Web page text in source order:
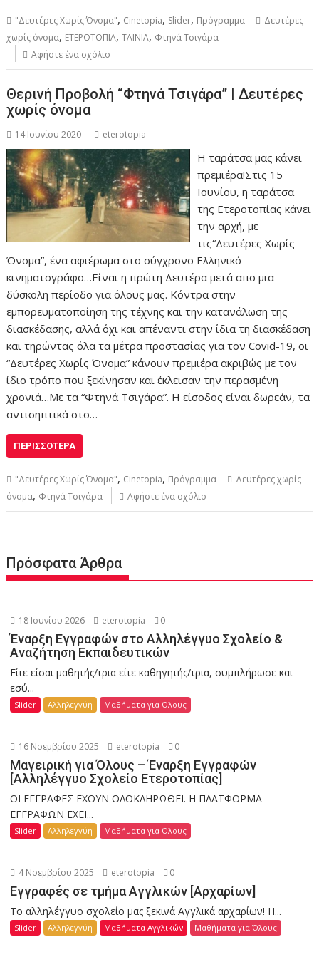
"Δευτέρες Χωρίς Όνομα", Cinetopia, Slider, Πρόγραμμα
Δευτέρες
χωρίς όνομα, ΕΤΕΡΟΤΟΠΙΑ,ΤΑΙΝΙΑ, Φτηνά Τσιγάρα
Αφήστε ένα σχόλιο
Θερινή Προβολή “Φτηνά Τσιγάρα” | Δευτέρες
χωρίς όνομα
14 Ιουνίου 2020 eterotopia
Η ταράτσα μας κάνει
πρεμιέρα!Στις 15
Ιουνίου, η ταράτσα
της Ετεροτοπίας κάνει
την αρχή, με
τις“Δευτέρες Χωρίς
Όνομα”, ένα αφιέρωμα στο σύγχρονο Ελληνικό
κινηματογράφο…Είναι η πρώτη Δευτέρα μετά απο μια
δύσκολη περίοδο για όλους μας. Κόντρα στην
εμπορευματοποίηση της τέχνης και την κατανάλωση της
διασκέδασης, αλλά όχι και απέναντι στην ίδια τη διασκέδαση
και τηρώντας όλα τα μέτρα προστασίας για τον Covid-19, οι
“Δευτέρες Χωρίς Όνομα” κάνουν πρεμιέρα ακριβώς με τον
ίδιο τρόπο που ξεκίνησαν και έκλεισαν την περασμένη
χρονιά…Με τα “Φτηνά Τσιγάρα”. Η είσοδος είναι δωρεάν, τα
αντισηπτικά στο…
ΠΕΡΙΣΣΌΤΕΡΑ
"Δευτέρες Χωρίς Όνομα", Cinetopia, Πρόγραμμα
Δευτέρες χωρίς
όνομα, Φτηνά Τσιγάρα Αφήστε ένα σχόλιο
Πρόσφατα Άρθρα
18 Ιουνίου 2026 eterotopia 0
Έναρξη Εγγραφών στο Αλληλέγγυο Σχολείο &
Αναζήτηση Εκπαιδευτικών
Είτε είσαι μαθητής/τρια είτε καθηγητής/τρια, συμπλήρωσε και
εσύ...
Slider Αλληλεγγύη Μαθήματα για Όλους
16 Νοεμβρίου 2025 eterotopia 0
Μαγειρική για Όλους – Έναρξη Εγγραφών
[Αλληλέγγυο Σχολείο Ετεροτοπίας]
ΟΙ ΕΓΓΡΑΦΕΣ ΕΧΟΥΝ ΟΛΟΚΛΗΡΩΘΕΙ. Η ΠΛΑΤΦΟΡΜΑ
ΕΓΓΡΑΦΩΝ ΕΧΕΙ...
Slider Αλληλεγγύη Μαθήματα για Όλους
4 Νοεμβρίου 2025 eterotopia 0
Εγγραφές σε τμήμα Αγγλικών [Αρχαρίων]
Το αλληλέγγυο σχολείο μας ξεκινά Αγγλικά αρχαρίων! Η...
Slider Αλληλεγγύη Μαθήματα Αγγλικών Μαθήματα για Όλους